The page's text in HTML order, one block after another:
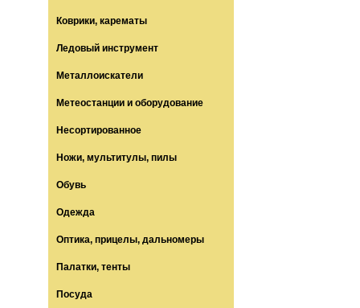
Коврики, карематы
Ледовый инструмент
Металлоискатели
Метеостанции и оборудование
Несортированное
Ножи, мультитулы, пилы
Обувь
Одежда
Оптика, прицелы, дальномеры
Палатки, тенты
Посуда